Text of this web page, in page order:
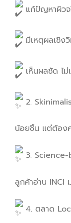
แก้ปัญหาผิว
มีเหตุผลเชิง
เห็นผลชัด ไ
2.
น้อยชิ้น แต่ต้อง
3.
ลูกค้าอ่าน INCI
4. ตลาด